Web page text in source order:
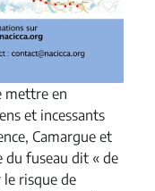
mettre en
et incessants
Camargue et
du fuseau dit « de
risque de